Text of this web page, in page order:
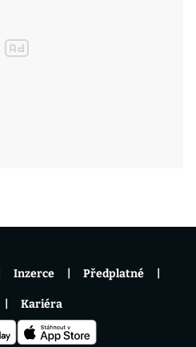
Inzerce Předplatné
Kariéra